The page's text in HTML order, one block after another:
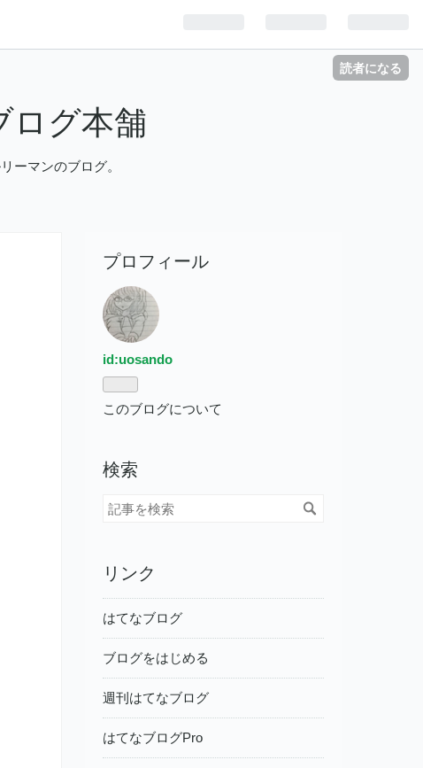
読者になる
ログ本舗
ーマンのブログ。
プロフィール
id:uosando
このブログについて
検索
リンク
はてなブログ
ブログをはじめる
週刊はてなブログ
はてなブログPro